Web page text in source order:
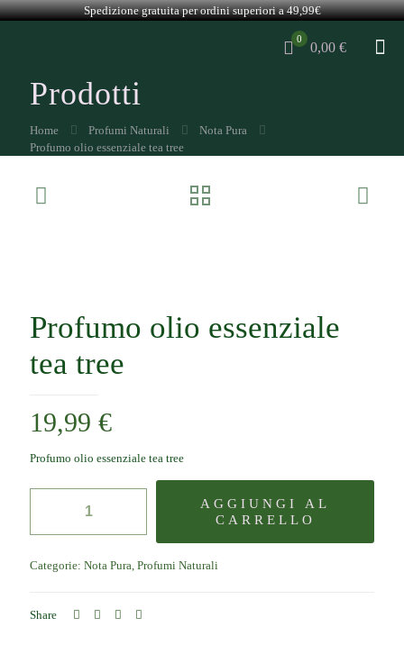
Spedizione gratuita per ordini superiori a 49,99€
0
0,00 €
Prodotti
Home Profumi Naturali
Nota Pura
Profumo olio essenziale tea tree
Profumo olio essenziale
tea tree
19,99 €
Profumo olio essenziale tea tree
tree
AGGIUNGI AL
CARRELLO
Categorie: Nota Pura, Profumi Naturali
Share